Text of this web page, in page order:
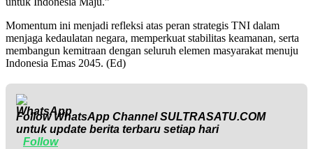
Momentum ini menjadi refleksi atas peran strategis TNI dalam
menjaga kedaulatan negara, memperkuat stabilitas keamanan, serta
membangun kemitraan dengan seluruh elemen masyarakat menuju
Indonesia Emas 2045. (Ed)
Follow WhatsApp ChannelSULTRASATU.COM
untuk update berita terbaru setiap hari
Follow